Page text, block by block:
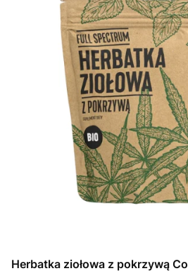
Herbatka ziołowa z pokrzywą